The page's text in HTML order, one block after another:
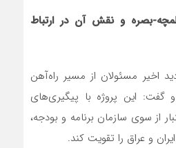
بصره و نقش آن در ارتباط
اخیر مسئولان از مسیر راه‌آهن
گفت: این پروژه با پیگیری‌های
از سوی سازمان برنامه و بودجه،
و عراق را تقویت کند.